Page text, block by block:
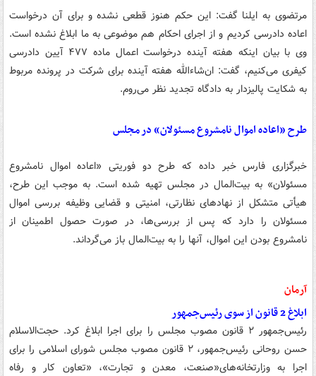
مرتضوی به ایلنا گفت: این حکم هنوز قطعی نشده و برای آن درخواست
اعاده دادرسی کردیم و از اجرای احکام هم موضوعی به ما ابلاغ نشده است.
وی با بیان اینکه هفته آینده درخواست اعمال ماده ۴۷۷ آیین دادرسی
کیفری می‌کنیم، گفت: ان‌شاءالله هفته آینده برای شرکت در پرونده مربوط
به شکایت پالیزدار به دادگاه تجدید نظر می‌روم.
طرح «اعاده اموال نامشروع مسئولان» در مجلس
خبرگزاری فارس خبر داده که طرح دو فوریتی «اعاده اموال نامشروع
مسئولان» به بیت‌المال در مجلس تهیه شده است. به موجب این طرح،
هیأتی متشکل از نهادهای نظارتی، امنیتی و قضایی وظیفه بررسی اموال
مسئولان را دارد که پس از بررسی‌ها، در صورت حصول اطمینان از
نامشروع بودن این اموال، آنها را به بیت‌المال باز می‌گرداند.
آرمان
ابلاغ 2 قانون از سوی رئیس‌جمهور
رئیس‌جمهور ۲ قانون مصوب مجلس را برای اجرا ابلاغ کرد. حجت‌الاسلام
حسن روحانی رئیس‌جمهور، ۲ قانون مصوب مجلس شورای اسلامی را برای
اجرا به وزارتخانه‌های«صنعت، معدن و تجارت»، «تعاون کار و رفاه